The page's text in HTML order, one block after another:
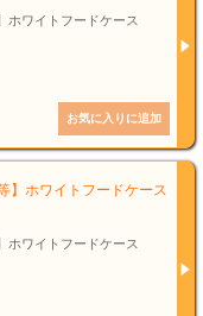
ホワイトフードケース
】ホワイトフードケース
ホワイトフードケース